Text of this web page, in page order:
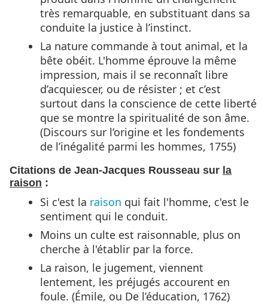
très remarquable, en substituant dans sa
conduite la justice à l’instinct.
La nature commande à tout animal, et la
bête obéit. L'homme éprouve la même
impression, mais il se reconnaît libre
d’acquiescer, ou de résister ; et c’est
surtout dans la conscience de cette liberté
que se montre la spiritualité de son âme.
(Discours sur l’origine et les fondements
de l’inégalité parmi les hommes, 1755)
Citations de Jean-Jacques Rousseau sur la
raison :
Si c'est la raison qui fait l'homme, c'est le
sentiment qui le conduit.
Moins un culte est raisonnable, plus on
cherche à l'établir par la force.
La raison, le jugement, viennent
lentement, les préjugés accourent en
foule. (Émile, ou De l’éducation, 1762)